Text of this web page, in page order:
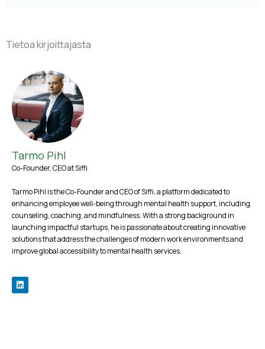
Tietoa kirjoittajasta
Tarmo Pihl
Co-Founder, CEO at Siffi
Tarmo Pihl is the Co-Founder and CEO of Siffi, a platform dedicated to
enhancing employee well-being through mental health support, including
counseling, coaching, and mindfulness. With a strong background in
launching impactful startups, he is passionate about creating innovative
solutions that address the challenges of modern work environments and
improve global accessibility to mental health services.